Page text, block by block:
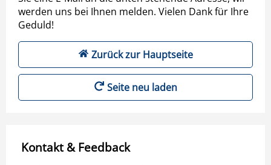
werden uns bei Ihnen melden. Vielen Dank für Ihre
Geduld!
Zurück zur Hauptseite
Seite neu laden
Kontakt & Feedback